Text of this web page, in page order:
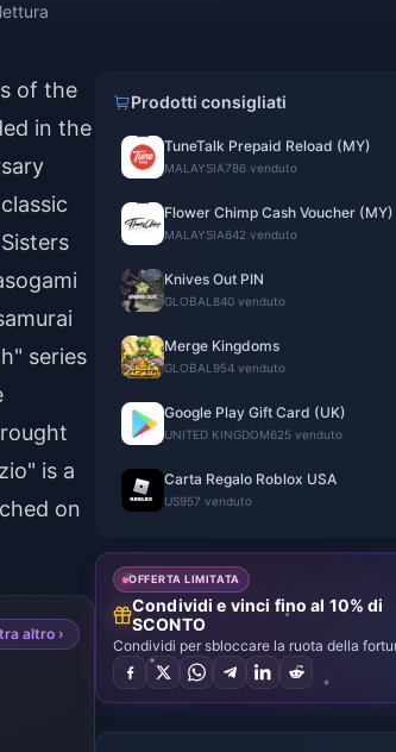
of the
in the
series
is a
on
altro ›
Prodotti consigliati
TuneTalk Prepaid Reload (MY)
MALAYSIA786 venduto
Flower Chimp Cash Voucher (MY)
MALAYSIA642 venduto
Knives Out PIN
GLOBAL 840 venduto
Merge Kingdoms
GLOBAL 954 venduto
Google Play Gift Card (UK)
UNITED KINGDOM625 venduto
Carta Regalo Roblox USA
US957 venduto
OFFERTA LIMITATA
Condividi e vinci fino al 10% di
SCONTO
Condividi per sbloccare la ruota della